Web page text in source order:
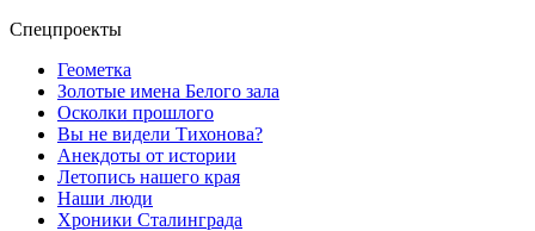
Спецпроекты
Геометка
Золотые имена Белого зала
Осколки прошлого
Вы не видели Тихонова?
Анекдоты от истории
Летопись нашего края
Наши люди
Хроники Сталинграда